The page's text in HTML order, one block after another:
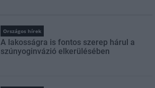
Országos hírek
A lakosságra is fontos szerep hárul a
szúnyoginvázió elkerülésében